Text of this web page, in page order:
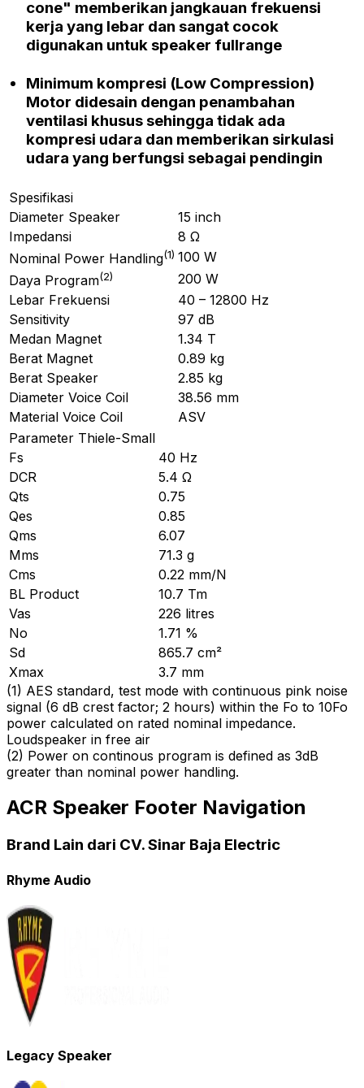
cone" memberikan jangkauan frekuensi
kerja yang lebar dan sangat cocok
digunakan untuk speaker fullrange
Minimum kompresi (Low Compression)
Motor didesain dengan penambahan
ventilasi khusus sehingga tidak ada
kompresi udara dan memberikan sirkulasi
udara yang berfungsi sebagai pendingin
Spesifikasi
Diameter Speaker
15 inch
Impedansi
8 Ω
Nominal Power Handling(1) 100 W
Daya Program(2)
200 W
Lebar Frekuensi
40 – 12800 Hz
Sensitivity
97 dB
Medan Magnet
1.34 T
Berat Magnet
0.89 kg
Berat Speaker
2.85 kg
Diameter Voice Coil
38.56 mm
Material Voice Coil
ASV
Parameter Thiele-Small
Fs
40 Hz
DCR
5.4 Ω
Qts
0.75
Qes
0.85
Qms
6.07
Mms
71.3 g
Cms
0.22 mm/N
BL Product
10.7 Tm
Vas
226 litres
No
1.71 %
Sd
865.7 cm²
Xmax
3.7 mm
(1) AES standard, test mode with continuous pink noise
signal (6 dB crest factor; 2 hours) within the Fo to 10Fo
power calculated on rated nominal impedance.
Loudspeaker in free air
(2) Power on continous program is defined as 3dB
greater than nominal power handling.
ACR Speaker Footer Navigation
Brand Lain dari CV. Sinar Baja Electric
Rhyme Audio
Legacy Speaker